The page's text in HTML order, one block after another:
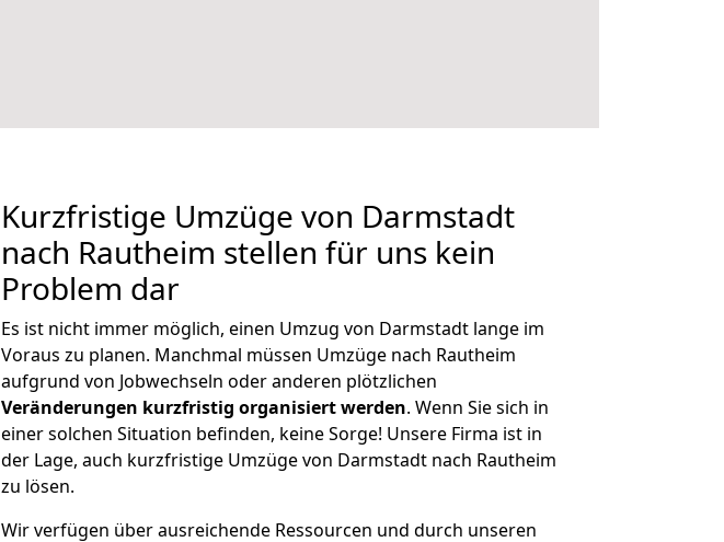
Kurzfristige Umzüge von Darmstadt
nach Rautheim stellen für uns kein
Problem dar
Es ist nicht immer möglich, einen Umzug von Darmstadt lange im
Voraus zu planen. Manchmal müssen Umzüge nach Rautheim
aufgrund von Jobwechseln oder anderen plötzlichen
Veränderungen kurzfristig organisiert werden. Wenn Sie sich in
einer solchen Situation befinden, keine Sorge! Unsere Firma ist in
der Lage, auch kurzfristige Umzüge von Darmstadt nach Rautheim
zu lösen.
Wir verfügen über ausreichende Ressourcen und durch unseren